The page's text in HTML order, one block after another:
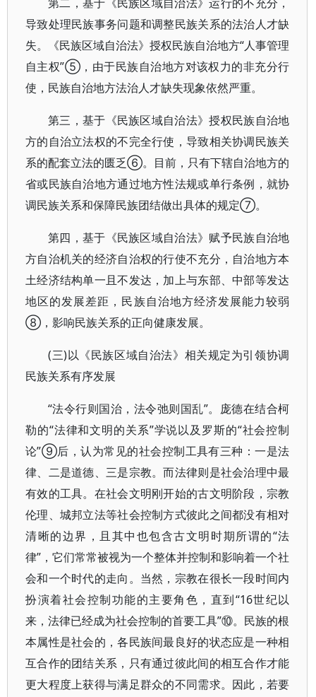
导致处理民族事务问题和调整民族关系的法治人才缺
失。《民族区域自治法》授权民族自治地方“人事管理
自主权”⑤，由于民族自治地方对该权力的非充分行
使，民族自治地方法治人才缺失现象依然严重。
第三，基于《民族区域自治法》授权民族自治地
方的自治立法权的不完全行使，导致相关协调民族关
系的配套立法的匮乏⑥。目前，只有下辖自治地方的
省或民族自治地方通过地方性法规或单行条例，就协
调民族关系和保障民族团结做出具体的规定⑦。
第四，基于《民族区域自治法》赋予民族自治地
方自治机关的经济自治权的行使不充分，自治地方本
土经济结构单一且不发达，加上与东部、中部等发达
地区的发展差距，民族自治地方经济发展能力较弱
⑧，影响民族关系的正向健康发展。
(三)以《民族区域自治法》相关规定为引领协调
民族关系有序发展
“法令行则国治，法令弛则国乱”。庞德在结合柯
勒的“法律和文明的关系”学说以及罗斯的“社会控制
论”⑨后，认为常见的社会控制工具有三种：一是法
律、二是道德、三是宗教。而法律则是社会治理中最
有效的工具。在社会文明刚开始的古文明阶段，宗教
伦理、城邦立法等社会控制方式彼此之间都没有相对
清晰的边界，且其中也包含古文明时期所谓的“法
律”，它们常常被视为一个整体并控制和影响着一个社
会和一个时代的走向。当然，宗教在很长一段时间内
扮演着社会控制功能的主要角色，直到“16世纪以
来，法律已经成为社会控制的首要工具”⑩。民族的根
本属性是社会的，各民族间最良好的状态应是一种相
互合作的团结关系，只有通过彼此间的相互合作才能
更大程度上获得与满足群众的不同需求。因此，若要